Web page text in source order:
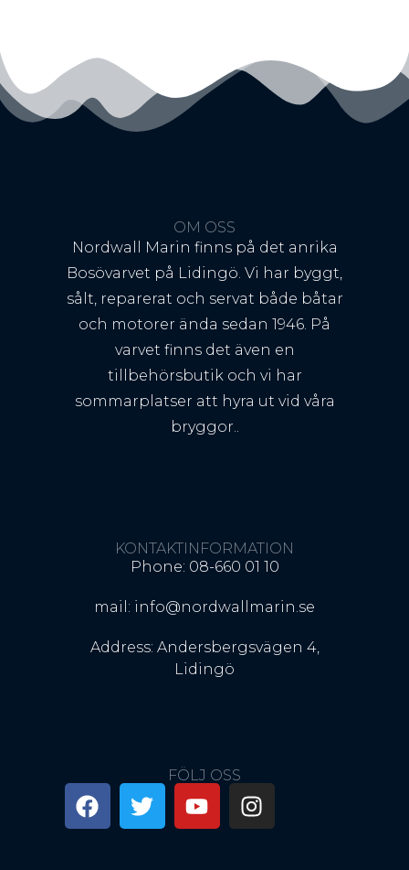
OM OSS
Nordwall Marin finns på det anrika
Bosövarvet på Lidingö. Vi har byggt,
sålt, reparerat och servat både båtar
och motorer ända sedan 1946. På
varvet finns det även en
tillbehörsbutik och vi har
sommarplatser att hyra ut vid våra
bryggor..
KONTAKTINFORMATION
Phone: 08-660 01 10
mail: info@nordwallmarin.se
Address: Andersbergsvägen 4,
Lidingö
FÖLJ OSS